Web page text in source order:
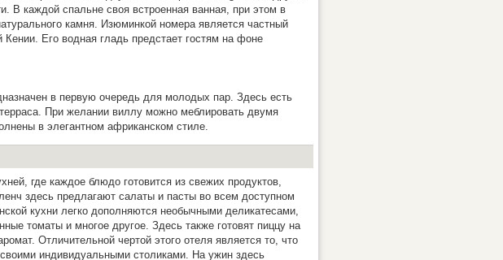
В каждой спальне своя встроенная ванная, при этом в
камня. Изюминкой номера является частный
Его водная гладь предстает гостям на фоне
в первую очередь для молодых пар. Здесь есть
При желании виллу можно меблировать двумя
в элегантном африканском стиле.
где каждое блюдо готовится из свежих продуктов,
здесь предлагают салаты и пасты во всем доступном
кухни легко дополняются необычными деликатесами,
томаты и многое другое. Здесь также готовят пиццу на
Отличительной чертой этого отеля является то, что
индивидуальными столиками. На ужин здесь